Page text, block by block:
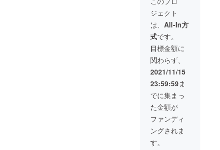
ない場
合があ
す。。
是非、
旬の味
をお試
し下さ
温での
発送に
す。 2
～3ヵ月
ておく
野菜が
高騰し
ていま
す大変
お得に
なって
いま
す。 10
イズご
自宅ま
で届き
ます。
たまね
ぎ、お
野菜の
個 おま
け小さ
いかぼ
ちゃ
フィッ
トチー
ネ 坊っ
ちゃん
かぼ
ちゃ 赤
皮栗か
ぼちゃ
ミニ ど
れか入
ります
後は5キ
ロまで
ジェクト
は、 All-In方
式です。
目標金額に
関わらず、
2021/11/15
23:59:59ま
でに集まっ
た金額が
ファンディ
ングされま
す。